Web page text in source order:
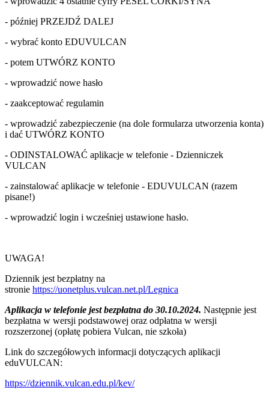
- później PRZEJDŹ DALEJ
- wybrać konto EDUVULCAN
- potem UTWÓRZ KONTO
- wprowadzić nowe hasło
- zaakceptować regulamin
- wprowadzić zabezpieczenie (na dole formularza utworzenia konta)
i dać UTWÓRZ KONTO
- ODINSTALOWAĆ aplikacje w telefonie - Dzienniczek
VULCAN
- zainstalować aplikacje w telefonie - EDUVULCAN (razem
pisane!)
- wprowadzić login i wcześniej ustawione hasło.
UWAGA!
Dziennik jest bezpłatny na
stronie https://uonetplus.vulcan.net.pl/Legnica
Aplikacja w telefonie jest bezpłatna do 30.10.2024. Następnie jest
bezpłatna w wersji podstawowej oraz odpłatna w wersji
rozszerzonej (opłatę pobiera Vulcan, nie szkoła)
Link do szczegółowych informacji dotyczących aplikacji
eduVULCAN:
https://dziennik.vulcan.edu.pl/kev/